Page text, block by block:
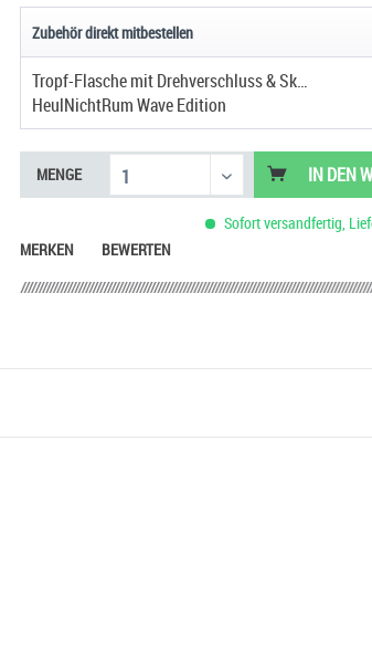
Zubehör direkt mitbestellen
Tropf-Flasche mit Drehverschluss & Skala
HeulNichtRum Wave Edition
MENGE IN DEN
Sofort versandfertig,
MERKEN
BEWERTEN